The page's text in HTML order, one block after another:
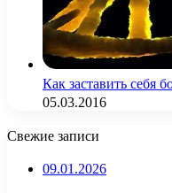
Как заставить себя
05.03.2016
Свежие записи
09.01.2026